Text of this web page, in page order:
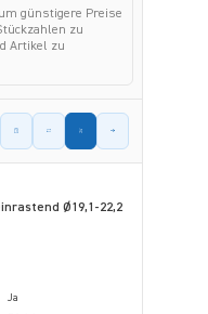
günstigere Preise
zu
Artikel zu
Ø19,1-22,2
Ja